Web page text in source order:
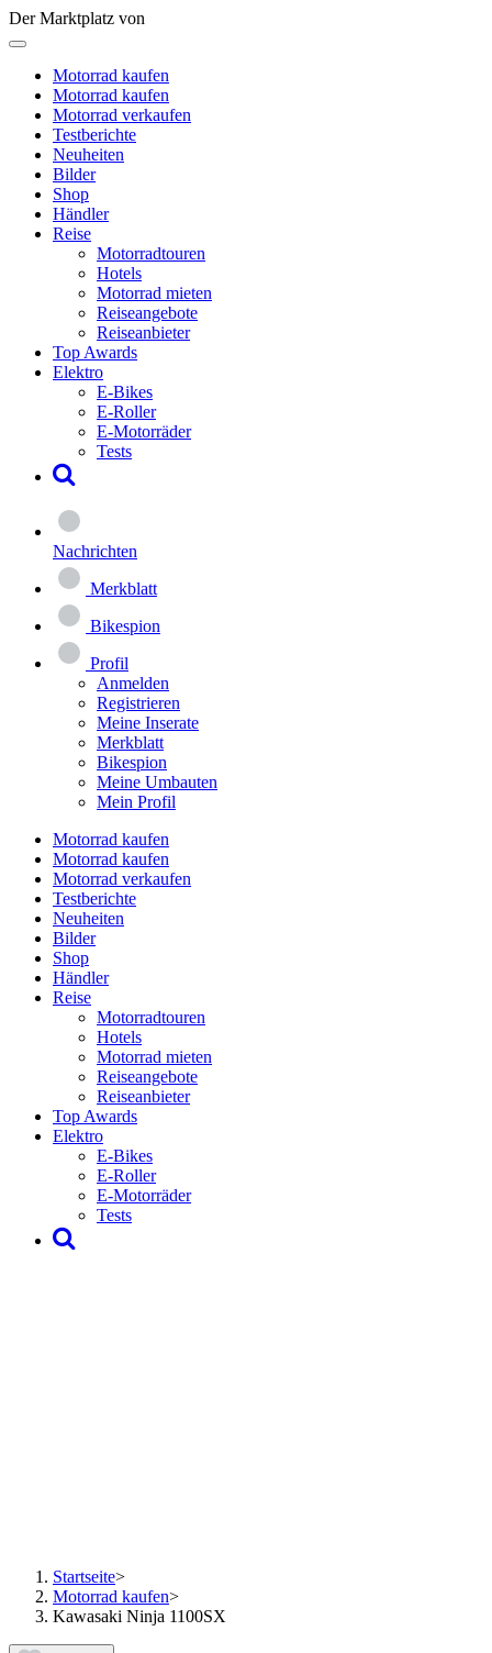
Der Marktplatz von
Motorrad kaufen
Motorrad kaufen
Motorrad verkaufen
Testberichte
Neuheiten
Bilder
Shop
Händler
Reise
Motorradtouren
Hotels
Motorrad mieten
Reiseangebote
Reiseanbieter
Top Awards
Elektro
E-Bikes
E-Roller
E-Motorräder
Tests
Nachrichten
Merkblatt
Bikespion
Profil
Anmelden
Registrieren
Meine Inserate
Merkblatt
Bikespion
Meine Umbauten
Mein Profil
Motorrad kaufen
Motorrad kaufen
Motorrad verkaufen
Testberichte
Neuheiten
Bilder
Shop
Händler
Reise
Motorradtouren
Hotels
Motorrad mieten
Reiseangebote
Reiseanbieter
Top Awards
Elektro
E-Bikes
E-Roller
E-Motorräder
Tests
Startseite>
Motorrad kaufen>
Kawasaki Ninja 1100SX